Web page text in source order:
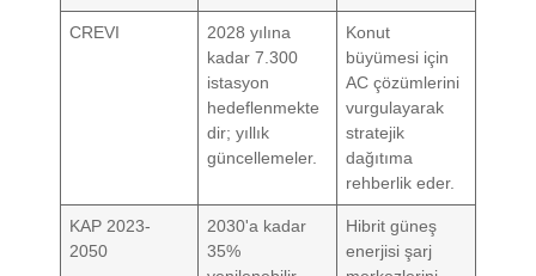
CREVI
2028 yılına
kadar 7.300
istasyon
hedeflenmekte
dir; yıllık
güncellemeler.
Konut
büyümesi için
AC çözümlerini
vurgulayarak
stratejik
dağıtıma
rehberlik eder.
KAP 2023-
2050
2030'a kadar
35%
Hibrit güneş
enerjisi şarj